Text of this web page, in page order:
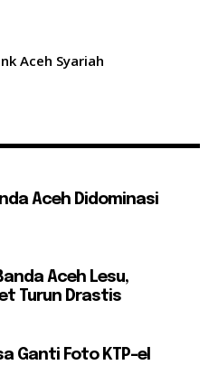
Aceh Syariah
Aceh Didominasi
Aceh Lesu,
Turun Drastis
Ganti Foto KTP-el